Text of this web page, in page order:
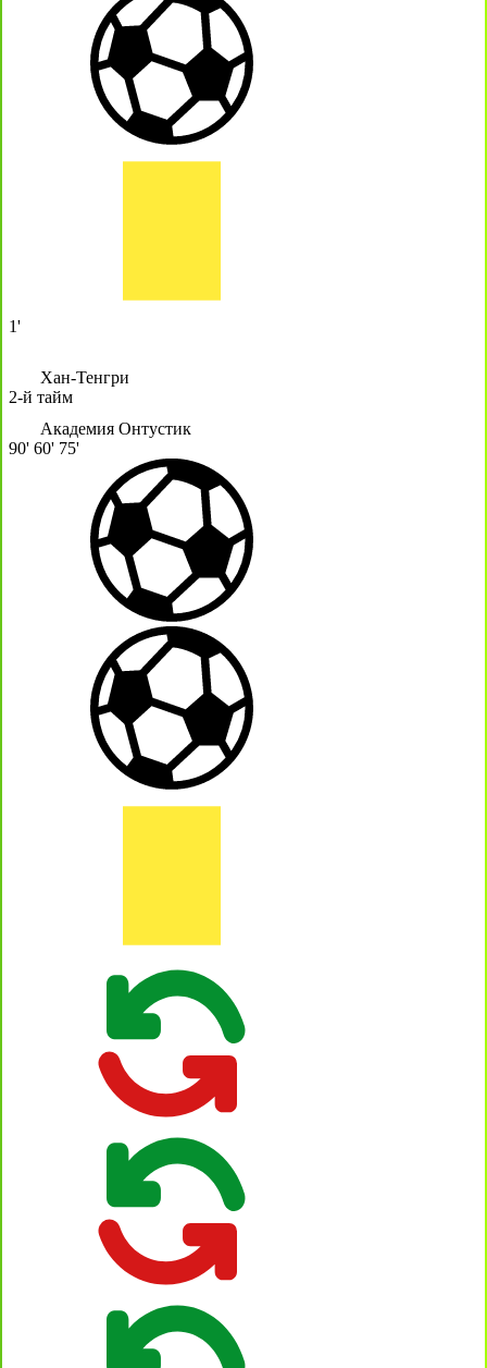
1'
Хан-Тенгри
2-й тайм
Академия Онтустик
90' 60' 75'